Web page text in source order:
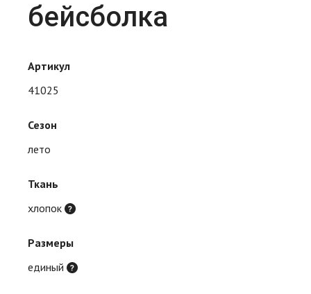
бейсболка
Артикул
41025
Сезон
лето
Ткань
хлопок
Размеры
единый